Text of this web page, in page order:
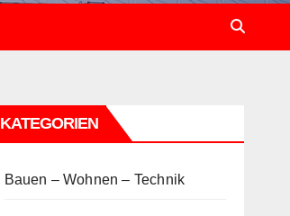
KATEGORIEN
Bauen – Wohnen – Technik